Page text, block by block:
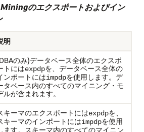
のエクスポートおよびイン
明
のみ)データベース全体のエクスポ
トにはexpdpを、データベース全体の
ンポートにはimpdpを使用します。デ
タベース内のすべてのマイニング・モ
ルが含まれます。
キーマのエクスポートにはexpdpを、
キーマのインポートにはimpdpを使用
ます。スキーマ内のすべてのマイニン